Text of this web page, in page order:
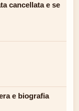
cancellata e se
e biografia